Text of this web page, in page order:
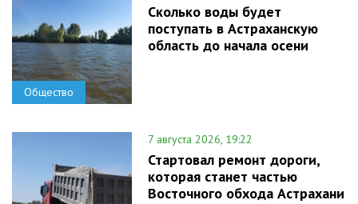
Общество
Сколько воды будет
поступать в Астраханскую
область до начала осени
7 августа 2026, 19:22
Стартовал ремонт дороги,
которая станет частью
Восточного обхода Астрахани